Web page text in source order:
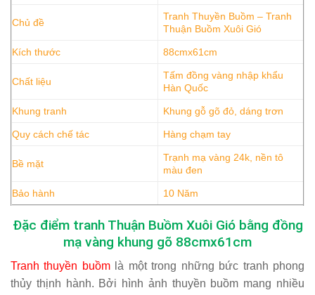
Chủ đề
Tranh Thuyền Buồm – Tranh
Thuận Buồm Xuôi Gió
Kích thước 88cmx61cm
Chất liệu
Tấm đồng vàng nhập khẩu
Hàn Quốc
Khung tranh Khung gỗ gõ đỏ, dáng trơn
Quy cách chế tác Hàng chạm tay
Bề mặt
Trạnh mạ vàng 24k, nền tô
màu đen
Bảo hành 10 Năm
Đặc điểm tranh Thuận Buồm Xuôi Gió bằng đồng
mạ vàng khung gõ 88cmx61cm
Tranh thuyền buồm là một trong những bức tranh phong
thủy thịnh hành. Bởi hình ảnh thuyền buồm mang nhiều